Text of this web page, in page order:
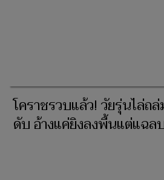
โคราชรวบแล้ว! วัยรุ่นไล่ถ
ดับ อ้างแค่ยิงลงพื้นแต่แฉล